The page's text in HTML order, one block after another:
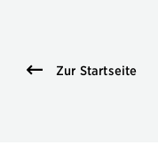
Zur Startseite